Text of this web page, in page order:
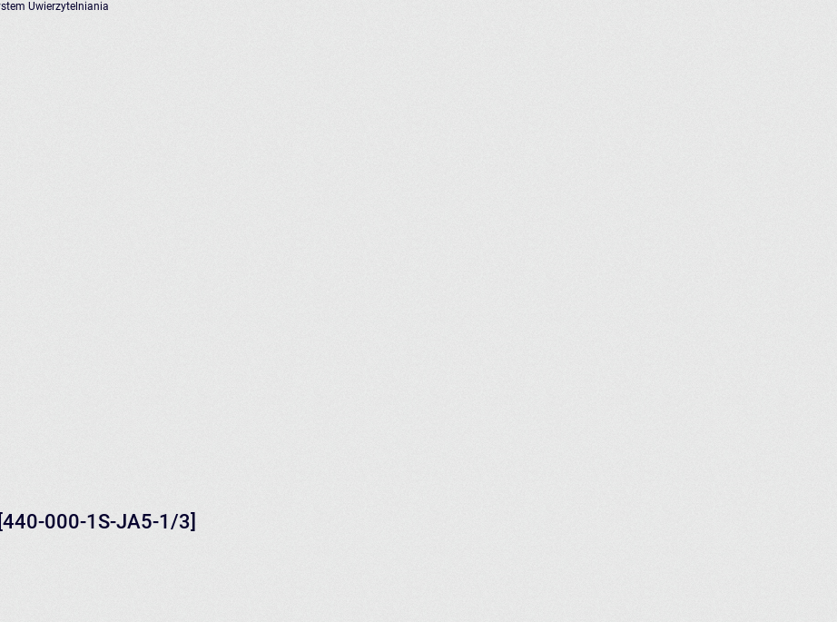
Uwierzytelniania
000-1S-JA5-1/3]